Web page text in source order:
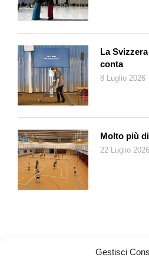
Gestisci
Al regista David Hermann riesce la
Gogol, Kafka e Beckett, vale a dire
ironia, dramma e astrazione. Si
confrontati con interrogativi più che
sosia? Realtà, illusione, proiezione
coscienza del protagonista?
Gorzella, costumi di You-Jin Seo),
decisamente geometrica
dimensionabili e senza accessori.
La
conta
8 Luglio 2026
Molto più
22 Luglio 2026